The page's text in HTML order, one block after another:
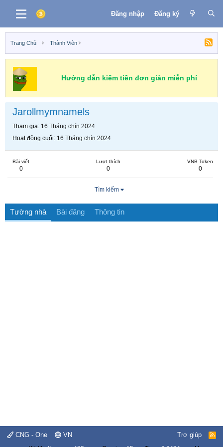
Đăng nhập Đăng ký
Trang Chủ Thành Viên
Hướng dẫn kiếm tiền đơn giản miễn phí
Jarollmymnamels
Tham gia 16 Tháng chín 2024
Hoạt động cuối 16 Tháng chín 2024
Bài viết
0
Lượt thích
0
VNB Token
0
Tìm kiếm
Tường nhà Bài đăng Thông tin
CNG - One VN Trợ giúp
R